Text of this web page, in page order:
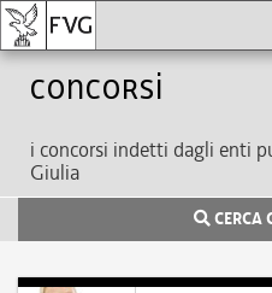
Concorsi
i concorsi indetti dagli enti
Giulia
CERCA